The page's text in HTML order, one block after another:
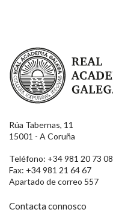
Real Academia Galega
Rúa Tabernas, 11
15001 - A Coruña
Teléfono: +34 981 20 73 08
Fax: +34 981 21 64 67
Apartado de correo 557
Contacta connosco